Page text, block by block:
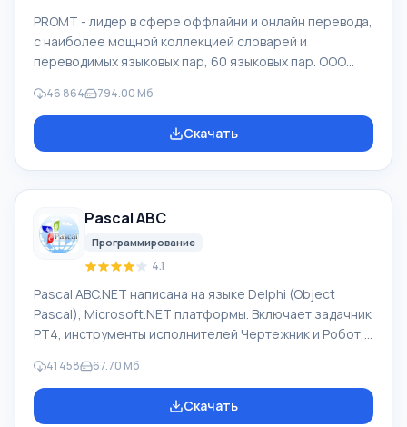
PROMT - лидер в сфере оффлайни и онлайн перевода,
с наиболее мощной коллекцией словарей и
переводимых языковых пар, 60 языковых пар. ООО
разработчик систем перевода для частных
пользователей и корпораций. Программой PROMT
обеспечивается перевод любого текста, пользуясь
русского интерфейса или электронные письма
иностранной компани
46 864 794.00 Мб
Скачать
Pascal ABC
Программирование
4.1
Pascal ABC.NET написана на языке Delphi (Object
Pascal), Microsoft.NET платформы. Включает задачник
PT4, инструменты исполнителей Чертежник и Робот,
изучении программирования. Основное назначение
систем программирования Pascal ABC.NET изучение и
обучение языкам современного программирования.
41 458 67.70 Мб
Скачать